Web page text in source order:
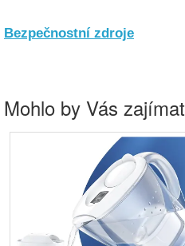
Bezpečnostní zdroje
Mohlo by Vás zajímat